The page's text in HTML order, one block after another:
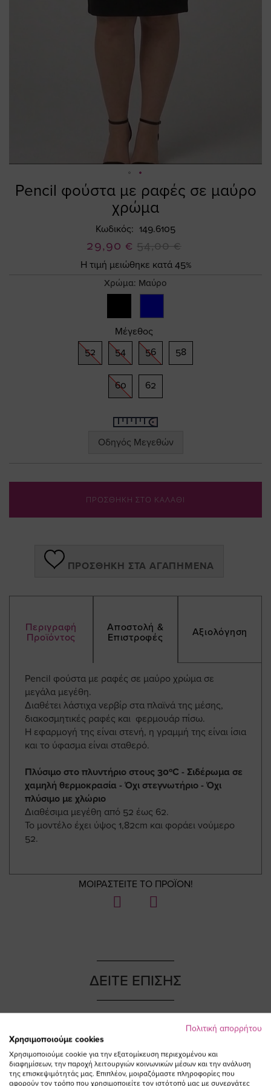
Pencil φούστα με ραφές σε μαύρο
χρώμα
Κωδικός 149.6105
Ειδική
Τιμή
29,90 € 54,00 €
Η τιμή μειώθηκε κατά 45%
Χρώμα: Μαύρο
Μέγεθος
52
54 56 58
60 62
Οδηγός Μεγεθών
ΠΡΟΣΘΗΚΗ ΣΤΟ ΚΑΛΑΘΙ
ΠΡΟΣΘΉΚΗ ΣΤΑ ΑΓΑΠΗΜΈΝΑ
Περιγραφή
Προϊόντος
Αποστολή &
Επιστροφές
Αξιολόγηση
Pencil φούστα με ραφές σε μαύρο χρώμα σε
μεγάλα μεγέθη.
Διαθέτει λάστιχα νερβίρ στα πλαϊνά της μέσης,
διακοσμητικές ραφές και φερμουάρ πίσω.
Η εφαρμογή της είναι στενή, η γραμμή της είναι ίσια
και το ύφασμα είναι σταθερό.
Πλύσιμο στο πλυντήριο στους 30ºC - Σιδέρωμα σε
χαμηλή θερμοκρασία - Όχι στεγνωτήριο - Όχι
πλύσιμο με χλώριο
Διαθέσιμα μεγέθη από 52 έως 62.
Το μοντέλο έχει ύψος 1,82cm και φοράει νούμερο
52.
ΜΟΙΡΑΣΤΕΙΤΕ ΤΟ ΠΡΟΪΟΝ!
Skip
ΔΕΙΤΕ ΕΠΙΣΗΣ
Πολιτική απορρήτου
Χρησιμοποιούμε cookies
Χρησιμοποιούμε cookie για την εξατομίκευση περιεχομένου και
διαφημίσεων, την παροχή λειτουργιών κοινωνικών μέσων και την ανάλυση
της επισκεψιμότητάς μας. Επιπλέον, μοιραζόμαστε πληροφορίες που
αφορούν τον τρόπο που χρησιμοποιείτε τον ιστότοπό μας με συνεργάτες